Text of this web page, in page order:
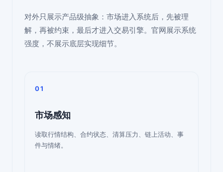
对外只展示产品级抽象：市场进入系统后，先被理
解，再被约束，最后才进入交易引擎。官网展示系统
强度，不展示底层实现细节。
01
市场感知
读取行情结构、合约状态、清算压力、链上活动、事
件与情绪。